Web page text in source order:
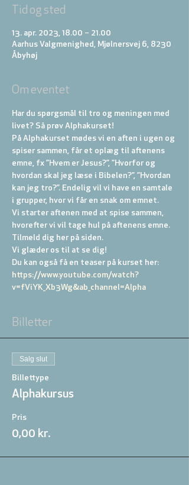
Tid og sted
13. apr. 2023, 18.00 – 21.00
Aarhus Valgmenighed, Mjølnersvej 6, 8230
Åbyhøj
Om eventet
Har du spørgsmål til tro og meningen med
livet? Så prøv Alphakurset!
På Alphakurset mødes vi en aften i ugen og
spiser sammen, får et oplæg til aftenens
emne, fx ”Hvem er Jesus?”, ”Hvorfor og
hvordan skal jeg læse i Bibelen?”, ”Hvordan
kan jeg tro?”. Endelig vil vi have en samtale
i grupper, hvor vi får en snak om emnet.
Vi starter aftenen med at spise sammen,
hvorefter vi vil tage hul på aftenens emne.
Tilmeld dig her på siden.
Vi glæder os til at se dig!
Du kan også få en teaser på kurset her:
https://www.youtube.com/watch?
v=fViYK_Xb3Wg&ab_channel=Alpha
Billetter
Salg slut
Billettype
Alphakursus
Pris
0,00 kr.